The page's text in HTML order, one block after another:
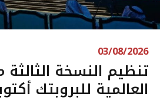
03/08/2026
تنظيم النسخة
العالمية للبروبتك